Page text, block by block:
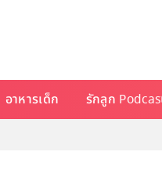
อาหารเด็ก รักลูก